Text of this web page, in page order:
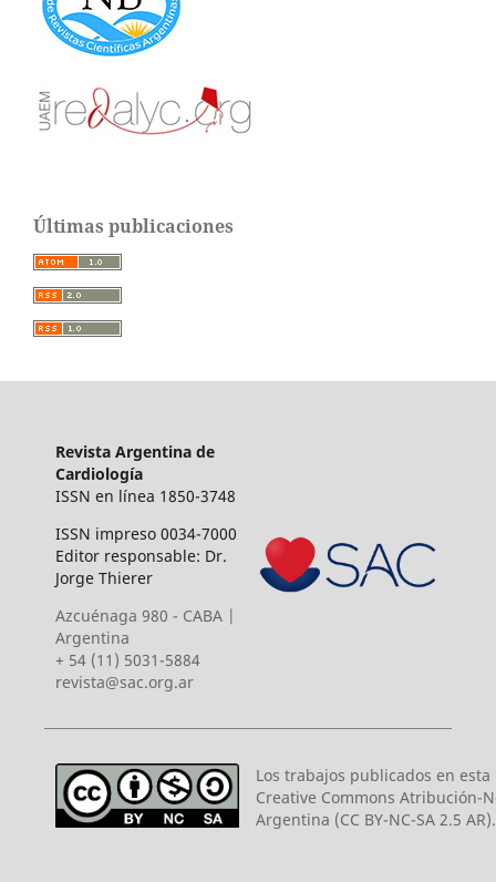
Últimas publicaciones
Revista Argentina de
Cardiología
ISSN en línea 1850-3748
ISSN impreso 0034-7000
Editor responsable: Dr.
Jorge Thierer
Azcuénaga 980 - CABA |
Argentina
+ 54 (11) 5031-5884
revista@sac.org.ar
Los trabajos publicados en
Creative Commons Atribución-
Argentina (CC BY-NC-SA 2.5 AR).